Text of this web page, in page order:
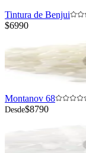
Tintura de Benjui
$6990
Montanov 68
Desde$8790